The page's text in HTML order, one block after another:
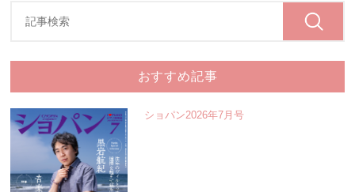
おすすめ記事
ショパン2026年7月号